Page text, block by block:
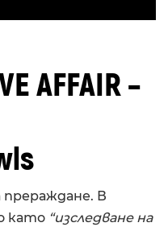
AFFAIR –
В
като “изследване на